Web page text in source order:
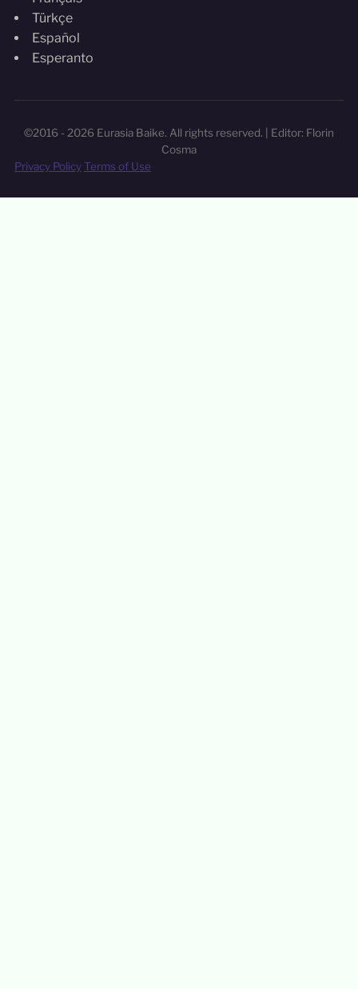
Türkçe
Español
Esperanto
©2016 - 2026 Eurasia Baike. All rights reserved. | Editor: Florin
Cosma
Privacy PolicyTerms of Use